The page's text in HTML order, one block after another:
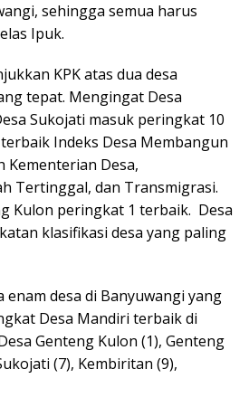
sehingga semua harus
Ipuk.
KPK atas dua desa
tepat. Mengingat Desa
Sukojati masuk peringkat 10
Indeks Desa Membangun
Kementerian Desa,
Tertinggal, dan Transmigrasi.
Kulon peringkat 1 terbaik. Desa
klasifikasi desa yang paling
enam desa di Banyuwangi yang
Desa Mandiri terbaik di
Genteng Kulon (1), Genteng
(7), Kembiritan (9),